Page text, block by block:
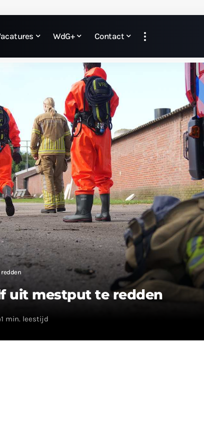
WdG+ Contact
uit mestput te redden
1 min. leestijd